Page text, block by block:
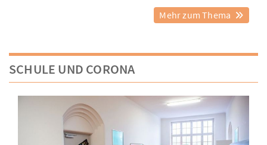
Mehr zum Thema
SCHULE UND CORONA